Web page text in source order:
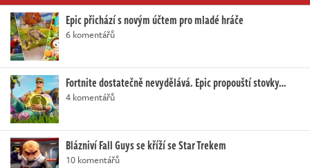
Epic přichází s novým účtem pro mladé hráče
6 komentářů
Fortnite dostatečně nevydělává. Epic propouští stovky…
4 komentářů
Blázniví Fall Guys se kříží se Star Trekem
10 komentářů